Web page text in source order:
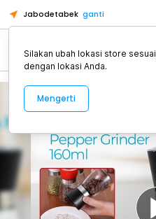
Jabodetabek ganti
Alat Kopi
Silakan ubah lokasi store sesuai
dengan lokasi Anda.
Mengerti